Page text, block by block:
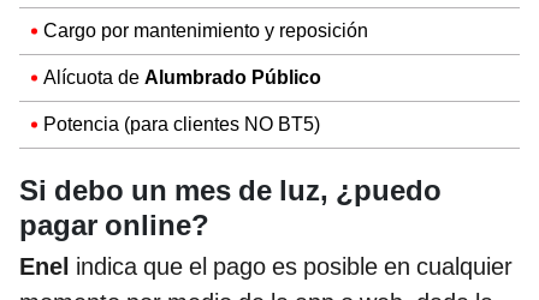
Cargo por mantenimiento y reposición
Alícuota de Alumbrado Público
Potencia (para clientes NO BT5)
Si debo un mes de luz, ¿puedo
pagar online?
Enel indica que el pago es posible en cualquier